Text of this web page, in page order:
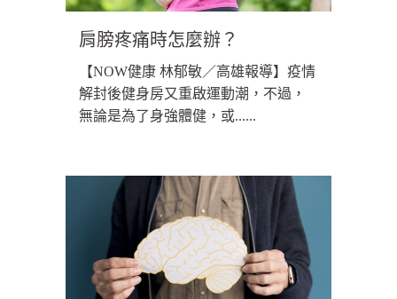
肩膀疼痛時怎麼辦？
【NOW健康 林郁敏／高雄報導】疫情
解封後健身房又重啟運動潮，不過，
無論是為了身強體健，或......